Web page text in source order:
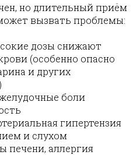
но длительный приём
вызвать проблемы:
дозы снижают
(особенно опасно
и других
боли
гипертензия
и слухом
печени, аллергия